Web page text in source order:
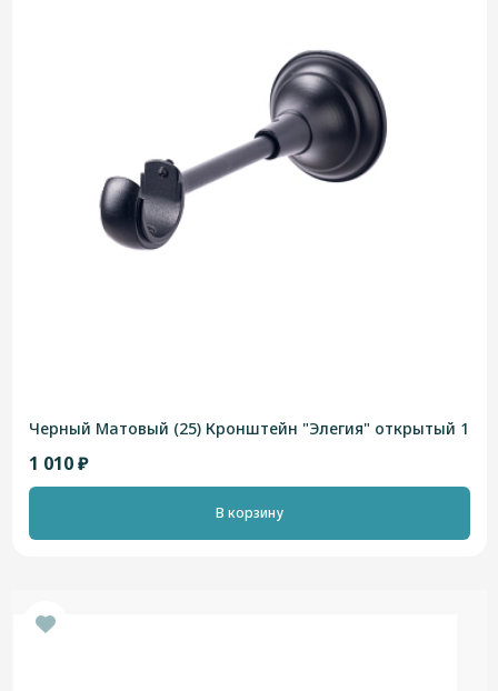
Черный Матовый (25) Кронштейн "Элегия" открытый 1
1 010 ₽
В корзину